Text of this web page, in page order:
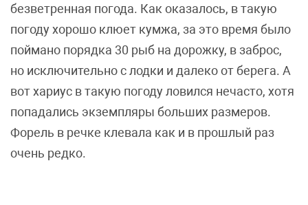
безветренная погода. Как оказалось, в такую
погоду хорошо клюет кумжа, за это время было
поймано порядка 30 рыб на дорожку, в заброс,
но исключительно с лодки и далеко от берега. А
вот хариус в такую погоду ловился нечасто, хотя
попадались экземпляры больших размеров.
Форель в речке клевала как и в прошлый раз
очень редко.